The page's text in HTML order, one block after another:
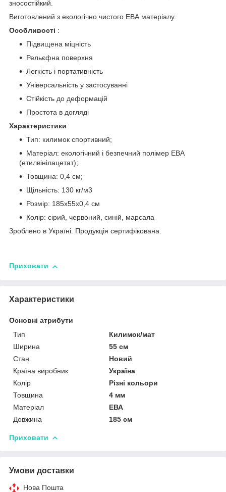
зносостійкий.
Виготовлений з екологічно чистого ЕВА матеріалу.
Особливості :
Підвищена міцність
Рельєфна поверхня
Легкість і портативність
Універсальність у застосуванні
Стійкість до деформацій
Простота в догляді
Характеристики
Тип: килимок спортивний;
Матеріал: екологічний і безпечний полімер ЕВА
(етилвінілацетат);
Товщина: 0,4 см;
Щільність: 130 кг/м3
Розмір: 185х55х0,4 см
Колір: сірий, червоний, синій, марсала
Зроблено в Україні. Продукція сертифікована.
Приховати
Характеристики
Основні атрибути
Тип
Килимок/мат
Ширина
55 см
Стан
Новий
Країна виробник
Україна
Колір
Різні кольори
Товщина
4 мм
Матеріал
ЕВА
Довжина
185 см
Приховати
Умови доставки
Нова Пошта